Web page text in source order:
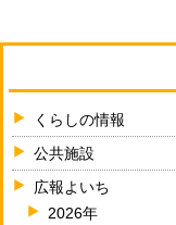
くらしの情報
公共施設
広報よいち
2026年